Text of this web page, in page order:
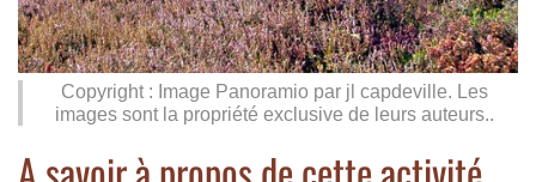
Copyright : Image Panoramio par jl capdeville. Les
images sont la propriété exclusive de leurs auteurs..